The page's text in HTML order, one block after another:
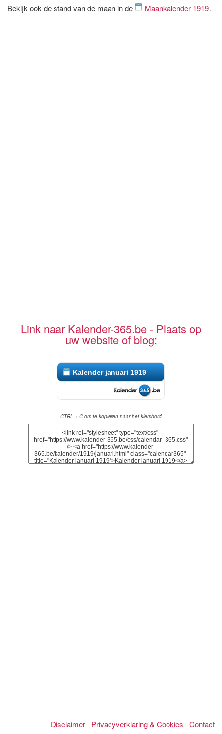
Bekijk ook de stand van de maan in de Maankalender 1919.
Link naar Kalender-365.be - Plaats op
uw website of blog:
Kalender januari 1919
CTRL + C om te kopiëren naar het klembord
Disclaimer Privacyverklaring & Cookies Contact